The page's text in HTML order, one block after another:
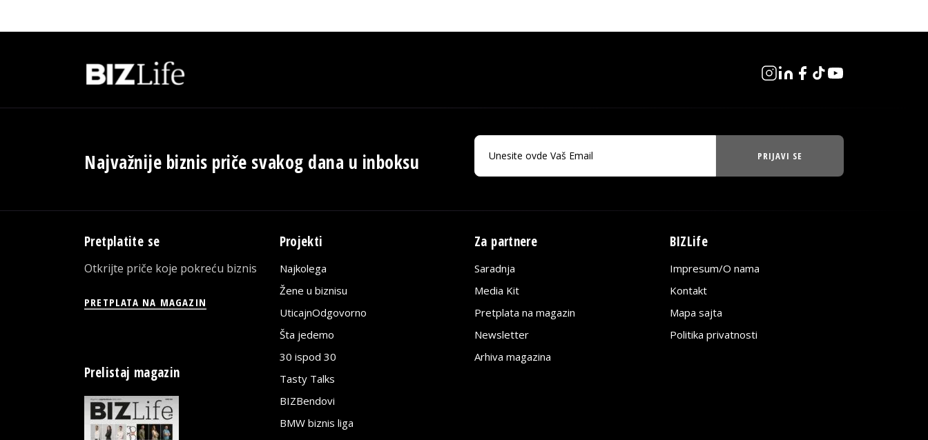
Najvažnije biznis priče svakog dana u inboksu PRIJAVI SE
Pretplatite se
Otkrijte priče koje pokreću biznis
PRETPLATA NA MAGAZIN
Prelistaj magazin
Projekti
Najkolega
Žene u biznisu
UticajnOdgovorno
Šta jedemo
30 ispod 30
Tasty Talks
BIZBendovi
BMW biznis liga
Za partnere
Saradnja
Media Kit
Pretplata na magazin
Newsletter
Arhiva magazina
BIZLife
Impresum/O nama
Kontakt
Mapa sajta
Politika privatnosti